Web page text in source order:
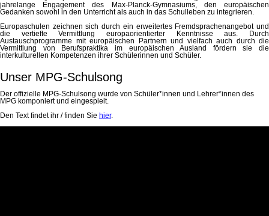
jahrelange Engagement des Max-Planck-Gymnasiums, den europäischen
Gedanken sowohl in den Unterricht als auch in das Schulleben zu integrieren.
Europaschulen zeichnen sich durch ein erweitertes Fremdsprachenangebot und
die vertiefte Vermittlung europaorientierter Kenntnisse aus. Durch
Austauschprogramme mit europäischen Partnern und vielfach auch durch die
Vermittlung von Berufspraktika im europäischen Ausland fördern sie die
interkulturellen Kompetenzen ihrer Schülerinnen und Schüler.
Unser MPG-Schulsong
Der offizielle MPG-Schulsong wurde von Schüler*innen und Lehrer*innen des
MPG komponiert und eingespielt.
Den Text findet ihr / finden Sie hier.